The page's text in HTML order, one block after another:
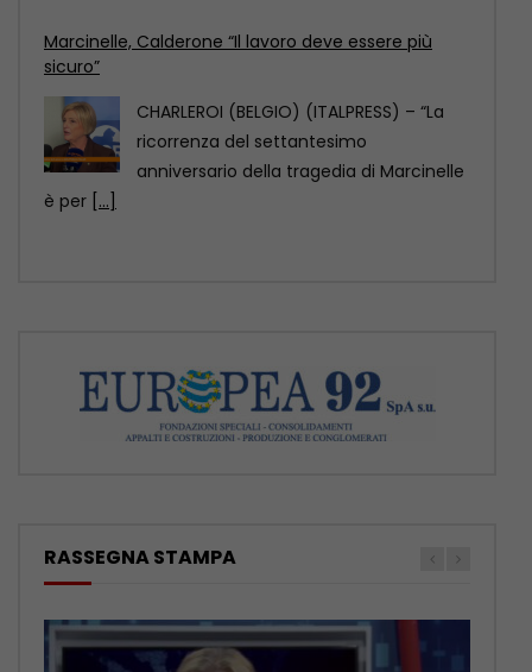
Marcinelle, La Russa “Punto di svolta per la
sicurezza sul lavoro”
CHARLEROI (BELGIO) (ITALPRESS) – “70
anni fa a Marcinelle si compiva una
RASSEGNA STAMPA